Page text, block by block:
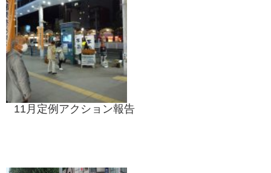
11月定例アクション報告